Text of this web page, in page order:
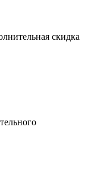
скидка